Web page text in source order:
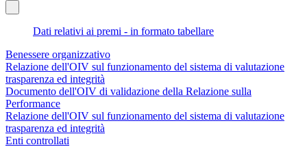
Dati relativi ai premi - in formato tabellare
Benessere organizzativo
Relazione dell'OIV sul funzionamento del sistema di valutazione
trasparenza ed integrità
Documento dell'OIV di validazione della Relazione sulla
Performance
Relazione dell'OIV sul funzionamento del sistema di valutazione
trasparenza ed integrità
Enti controllati